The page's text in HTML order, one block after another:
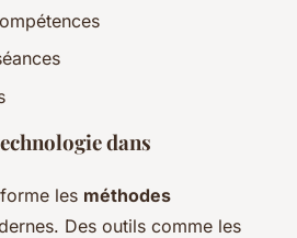
dans
les méthodes
Des outils comme les